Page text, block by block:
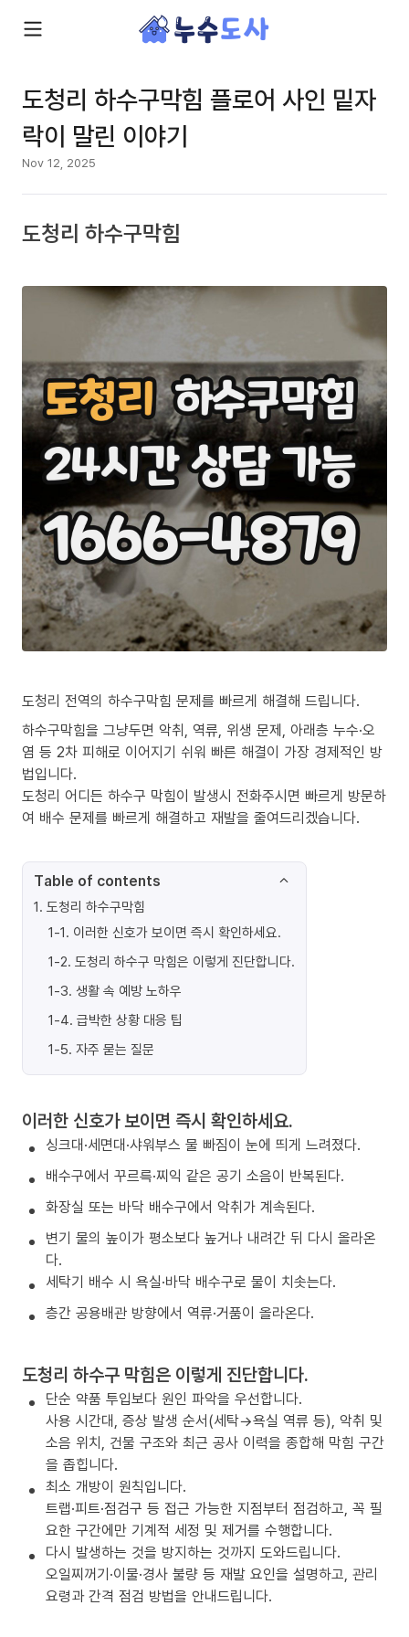
도청리 하수구막힘 플로어 사인 밑자
락이 말린 이야기
Nov 12, 2025
도청리 하수구막힘
도청리 전역의 하수구막힘 문제를 빠르게 해결해 드립니다.
하수구막힘을 그냥두면 악취, 역류, 위생 문제, 아래층 누수·오
염 등 2차 피해로 이어지기 쉬워 빠른 해결이 가장 경제적인 방
법입니다.
도청리 어디든 하수구 막힘이 발생시 전화주시면 빠르게 방문하
여 배수 문제를 빠르게 해결하고 재발을 줄여드리겠습니다.
Table of contents
1. 도청리 하수구막힘
1-1. 이러한 신호가 보이면 즉시 확인하세요.
1-2. 도청리 하수구 막힘은 이렇게 진단합니다.
1-3. 생활 속 예방 노하우
1-4. 급박한 상황 대응 팁
1-5. 자주 묻는 질문
이러한 신호가 보이면 즉시 확인하세요.
싱크대·세면대·샤워부스 물 빠짐이 눈에 띄게 느려졌다.
배수구에서 꾸르륵·찌익 같은 공기 소음이 반복된다.
화장실 또는 바닥 배수구에서 악취가 계속된다.
변기 물의 높이가 평소보다 높거나 내려간 뒤 다시 올라온
다.
세탁기 배수 시 욕실·바닥 배수구로 물이 치솟는다.
층간 공용배관 방향에서 역류·거품이 올라온다.
도청리 하수구 막힘은 이렇게 진단합니다.
단순 약품 투입보다 원인 파악을 우선합니다.
사용 시간대, 증상 발생 순서(세탁→욕실 역류 등), 악취 및
소음 위치, 건물 구조와 최근 공사 이력을 종합해 막힘 구간
을 좁힙니다.
최소 개방이 원칙입니다.
트랩·피트·점검구 등 접근 가능한 지점부터 점검하고, 꼭 필
요한 구간에만 기계적 세정 및 제거를 수행합니다.
다시 발생하는 것을 방지하는 것까지 도와드립니다.
오일찌꺼기·이물·경사 불량 등 재발 요인을 설명하고, 관리
요령과 간격 점검 방법을 안내드립니다.